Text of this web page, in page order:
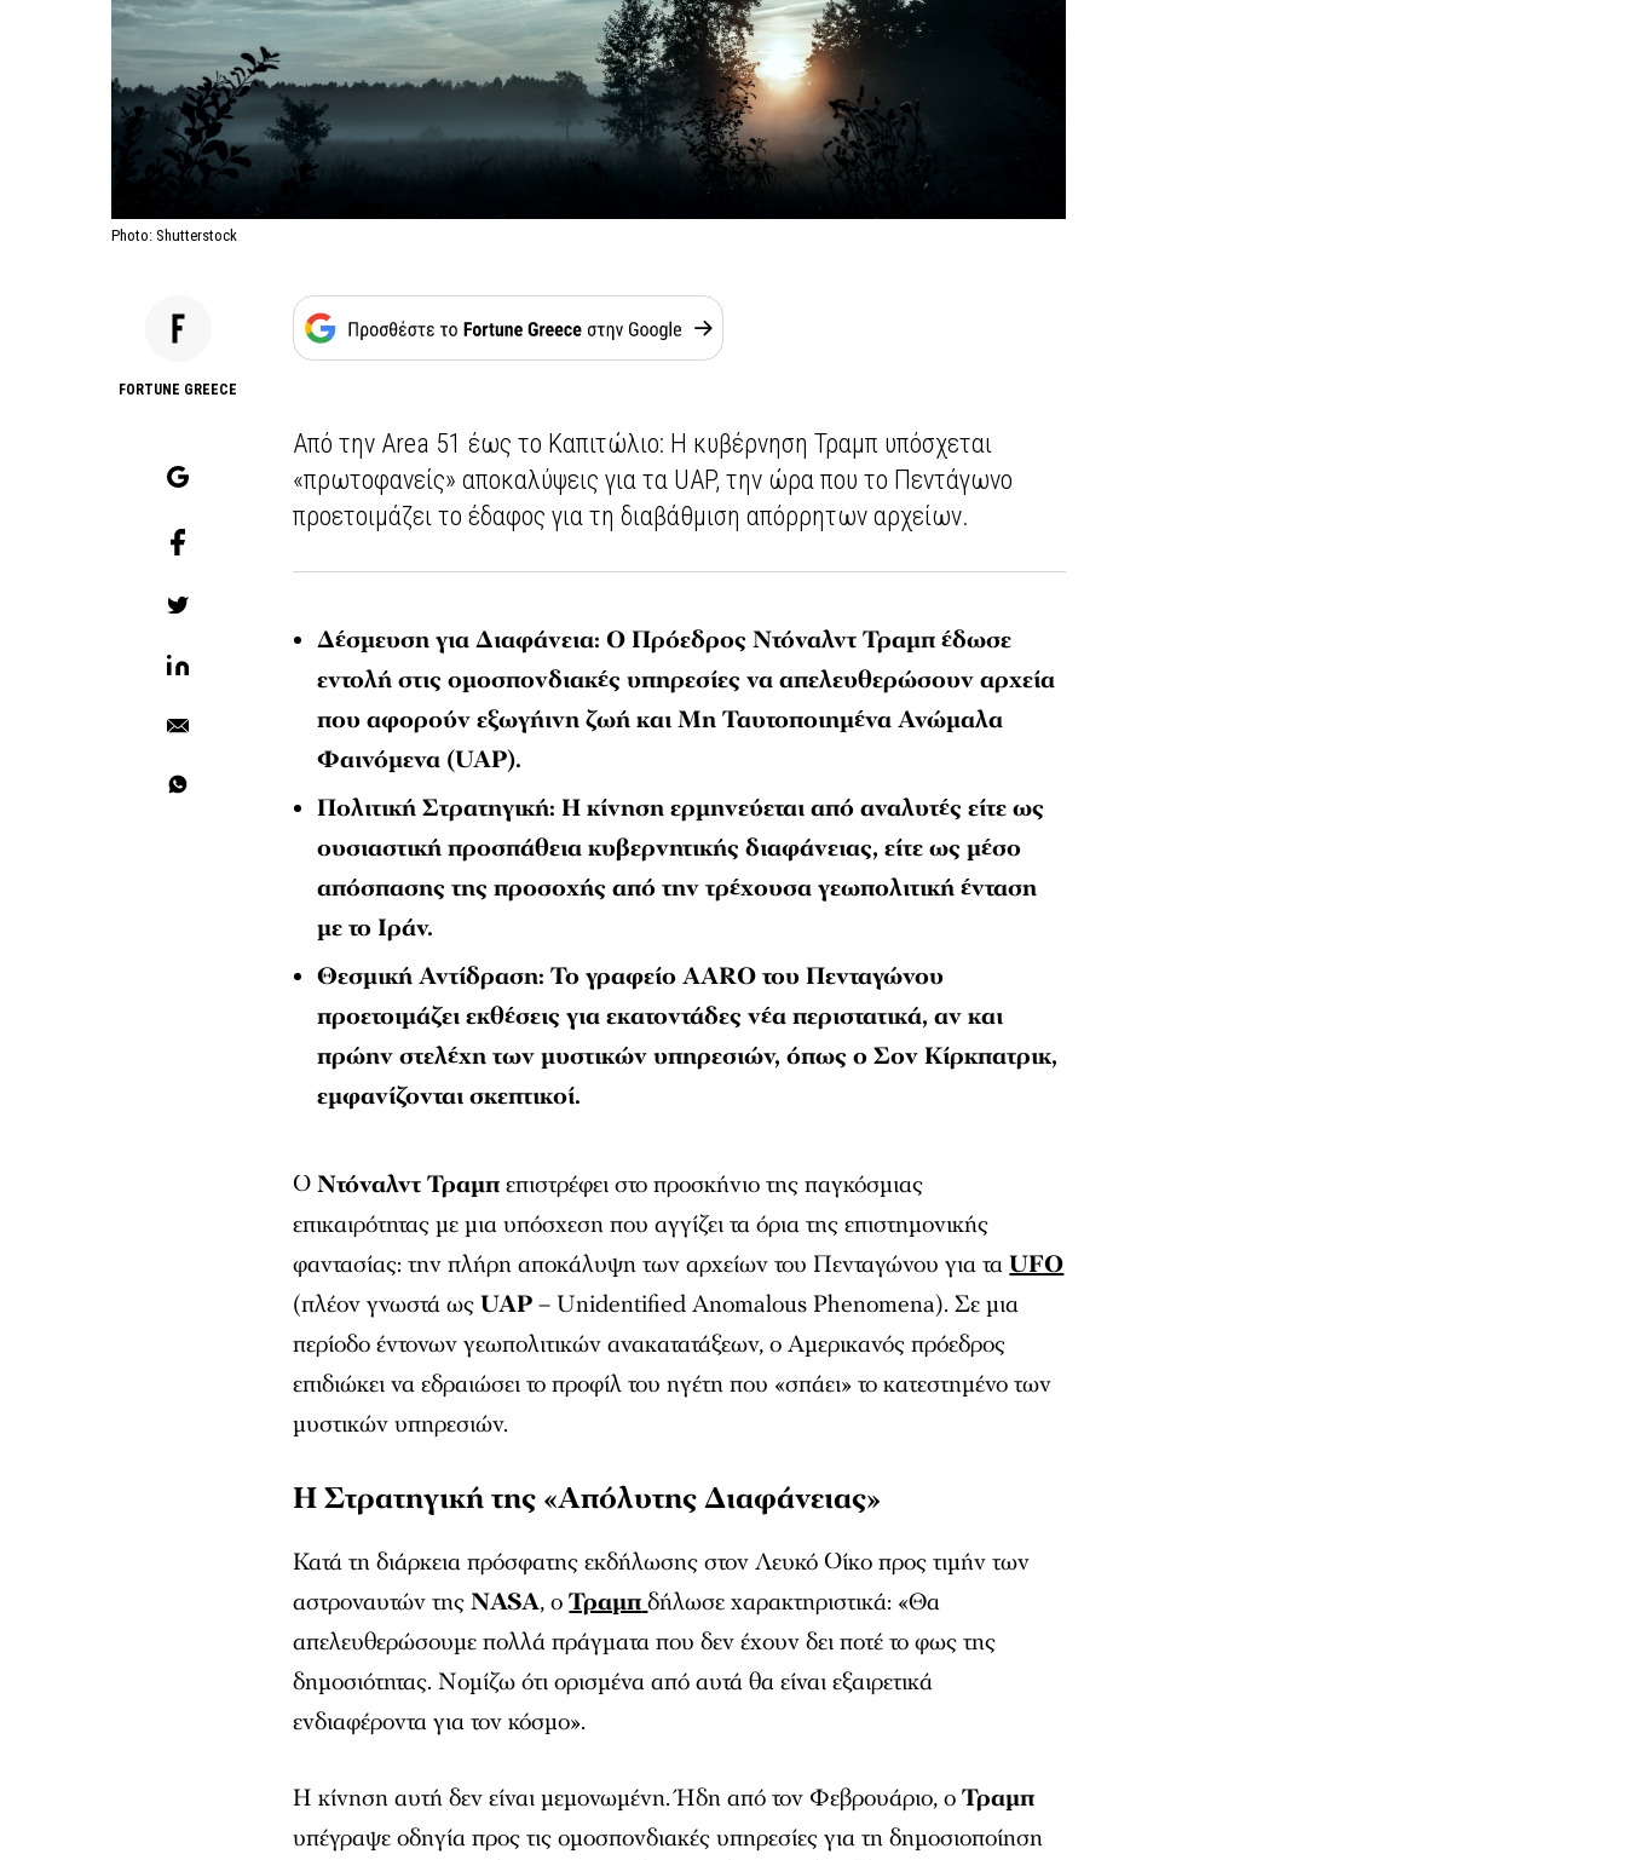
Photo: Shutterstock
FORTUNE GREECE
Από την Area 51 έως το Καπιτώλιο: Η κυβέρνηση Τραμπ υπόσχεται
«πρωτοφανείς» αποκαλύψεις για τα UAP, την ώρα που το Πεντάγωνο
προετοιμάζει το έδαφος για τη διαβάθμιση απόρρητων αρχείων.
Δέσμευση για Διαφάνεια: Ο Πρόεδρος Ντόναλντ Τραμπ έδωσε
εντολή στις ομοσπονδιακές υπηρεσίες να απελευθερώσουν αρχεία
που αφορούν εξωγήινη ζωή και Μη Ταυτοποιημένα Ανώμαλα
Φαινόμενα (UAP).
Πολιτική Στρατηγική: Η κίνηση ερμηνεύεται από αναλυτές είτε ως
ουσιαστική προσπάθεια κυβερνητικής διαφάνειας, είτε ως μέσο
απόσπασης της προσοχής από την τρέχουσα γεωπολιτική ένταση
με το Ιράν.
Θεσμική Αντίδραση: Το γραφείο AARO του Πενταγώνου
προετοιμάζει εκθέσεις για εκατοντάδες νέα περιστατικά, αν και
πρώην στελέχη των μυστικών υπηρεσιών, όπως ο Σον Κίρκπατρικ,
εμφανίζονται σκεπτικοί.
ΟΝτόναλντ Τραμπεπιστρέφει στο προσκήνιο της παγκόσμιας
επικαιρότητας με μια υπόσχεση που αγγίζει τα όρια της επιστημονικής
φαντασίας: την πλήρη αποκάλυψη των αρχείων του Πενταγώνου για ταUFO
(πλέον γνωστά ωςUAP– Unidentified Anomalous Phenomena). Σε μια
περίοδο έντονων γεωπολιτικών ανακατατάξεων, ο Αμερικανός πρόεδρος
επιδιώκει να εδραιώσει το προφίλ του ηγέτη που «σπάει» το κατεστημένο των
μυστικών υπηρεσιών.
Η Στρατηγική της «Απόλυτης Διαφάνειας»
Κατά τη διάρκεια πρόσφατης εκδήλωσης στον Λευκό Οίκο προς τιμήν των
αστροναυτών τηςNASA, οΤραμπ δήλωσε χαρακτηριστικά: «Θα
απελευθερώσουμε πολλά πράγματα που δεν έχουν δει ποτέ το φως της
δημοσιότητας. Νομίζω ότι ορισμένα από αυτά θα είναι εξαιρετικά
ενδιαφέροντα για τον κόσμο».
Η κίνηση αυτή δεν είναι μεμονωμένη. Ήδη από τον Φεβρουάριο, οΤραμπ
υπέγραψε οδηγία προς τις ομοσπονδιακές υπηρεσίες για τη δημοσιοποίηση